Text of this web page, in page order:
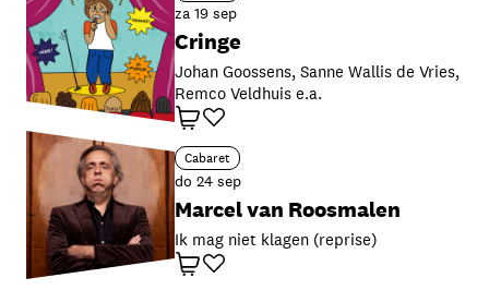
za 19 sep
Cringe
Johan Goossens, Sanne Wallis de Vries,
Remco Veldhuis e.a.
Favoriet
Winkelwagen
Cabaret
do 24 sep
Marcel van Roosmalen
Ik mag niet klagen (reprise)
Favoriet
Winkelwagen